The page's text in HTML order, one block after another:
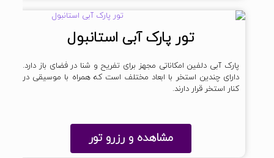
تور پارک آبی استانبول
پارک آبی دلفین امکاناتی مجهز برای تفریح و شنا در فضای باز دارد.
دارای چندین استخر با ابعاد مختلف است که همراه با موسیقی در
کنار استخر قرار دارند.
مشاهده و رزرو تور